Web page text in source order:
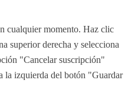
cualquier momento. Haz clic
superior derecha y selecciona
"Cancelar suscripción"
la izquierda del botón "Guardar